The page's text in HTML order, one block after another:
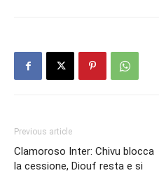
Previous article
Clamoroso Inter: Chivu blocca
la cessione, Diouf resta e si